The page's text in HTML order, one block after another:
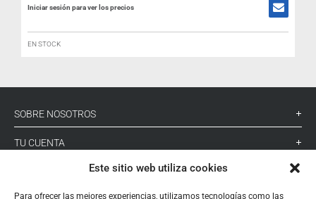
Este sitio web utiliza cookies
Para ofrecer las mejores experiencias, utilizamos tecnologías como las
Iniciar sesión para ver los precios
EN STOCK
SOBRE NOSOTROS
TU CUENTA